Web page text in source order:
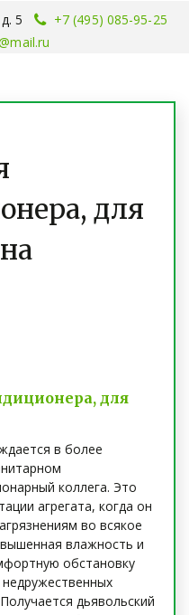
5
+7 (495) 085-95-25
для
для
в более
коллега. Это
агрегата, когда он
во всякое
влажность и
обстановку
дьявольский